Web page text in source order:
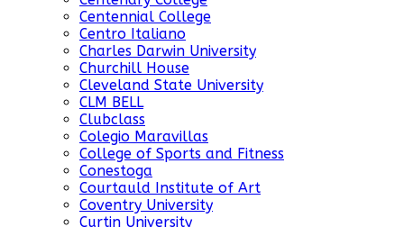
Centennial College
Centro Italiano
Charles Darwin University
Churchill House
Cleveland State University
CLM BELL
Clubclass
Colegio Maravillas
College of Sports and Fitness
Conestoga
Courtauld Institute of Art
Coventry University
Curtin University